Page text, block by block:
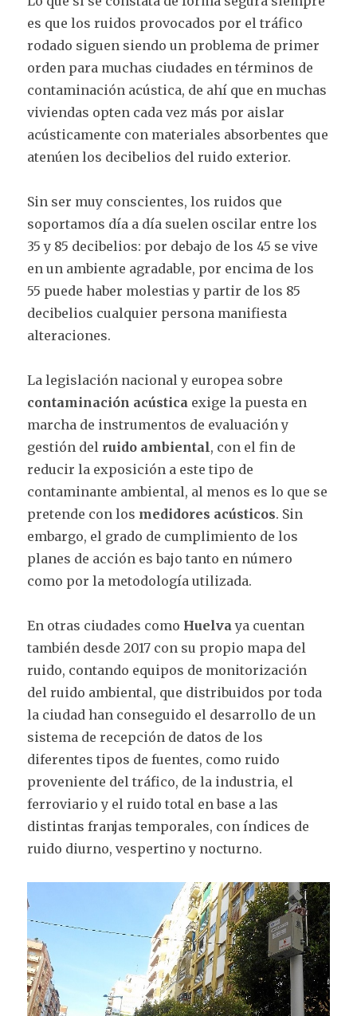
es que los ruidos provocados por el tráfico
rodado siguen siendo un problema de primer
orden para muchas ciudades en términos de
contaminación acústica, de ahí que en muchas
viviendas opten cada vez más por aislar
acústicamente con materiales absorbentes que
atenúen los decibelios del ruido exterior.
Sin ser muy conscientes, los ruidos que
soportamos día a día suelen oscilar entre los
35 y 85 decibelios: por debajo de los 45 se vive
en un ambiente agradable, por encima de los
55 puede haber molestias y partir de los 85
decibelios cualquier persona manifiesta
alteraciones.
La legislación nacional y europea sobre
contaminación acústica exige la puesta en
marcha de instrumentos de evaluación y
gestión del ruido ambiental, con el fin de
reducir la exposición a este tipo de
contaminante ambiental, al menos es lo que se
pretende con los medidores acústicos. Sin
embargo, el grado de cumplimiento de los
planes de acción es bajo tanto en número
como por la metodología utilizada.
En otras ciudades como Huelvaya cuentan
también desde 2017 con su propio mapa del
ruido, contando equipos de monitorización
del ruido ambiental, que distribuidos por toda
la ciudad han conseguido el desarrollo de un
sistema de recepción de datos de los
diferentes tipos de fuentes, como ruido
proveniente del tráfico, de la industria, el
ferroviario y el ruido total en base a las
distintas franjas temporales, con índices de
ruido diurno, vespertino y nocturno.